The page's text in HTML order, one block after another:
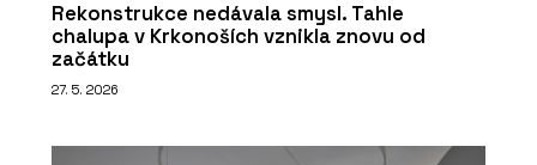
Rekonstrukce nedávala smysl. Tahle
chalupa v Krkonoších vznikla znovu od
začátku
27. 5. 2026